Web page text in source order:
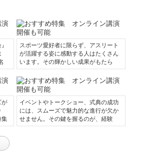
スポーツ愛好者に限らず、アスリート
が活躍する姿に感動する人はたくさん
います。その輝かしい成果がもたら
が
集
イベントやトークショー、式典の成功
には、スムーズで魅力的な進行が欠か
せません。その鍵を握るのが、経験